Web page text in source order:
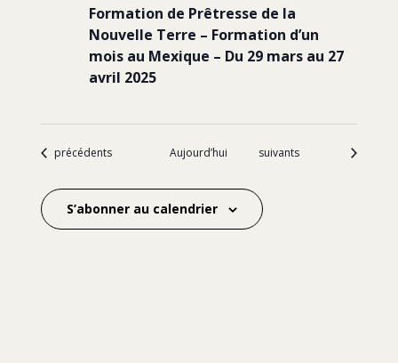
Formation de Prêtresse de la
Nouvelle Terre – Formation d’un
mois au Mexique – Du 29 mars au 27
avril 2025
Évènements
précédents Aujourd’hui Évènements
suivants
S’abonner au calendrier